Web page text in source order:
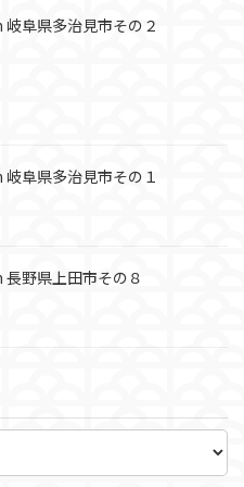
阜県多治見市その２
阜県多治見市その１
野県上田市その８